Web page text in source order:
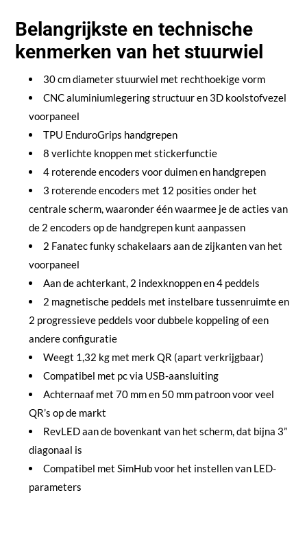
Belangrijkste en technische
kenmerken van het stuurwiel
30 cm diameter stuurwiel met rechthoekige vorm
CNC aluminiumlegering structuur en 3D koolstofvezel
voorpaneel
TPU EnduroGrips handgrepen
8 verlichte knoppen met stickerfunctie
4 roterende encoders voor duimen en handgrepen
3 roterende encoders met 12 posities onder het
centrale scherm, waaronder één waarmee je de acties van
de 2 encoders op de handgrepen kunt aanpassen
2 Fanatec funky schakelaars aan de zijkanten van het
voorpaneel
Aan de achterkant, 2 indexknoppen en 4 peddels
2 magnetische peddels met instelbare tussenruimte en
2 progressieve peddels voor dubbele koppeling of een
andere configuratie
Weegt 1,32 kg met merk QR (apart verkrijgbaar)
Compatibel met pc via USB-aansluiting
Achternaaf met 70 mm en 50 mm patroon voor veel
QR’s op de markt
RevLED aan de bovenkant van het scherm, dat bijna 3”
diagonaal is
Compatibel met SimHub voor het instellen van LED-
parameters